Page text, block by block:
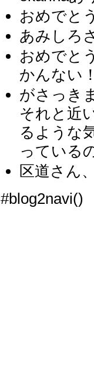
おめでと
あみしろ
おめでと
かんない
がさっき
それと近
るような
っている
区道さん
#blog2navi()